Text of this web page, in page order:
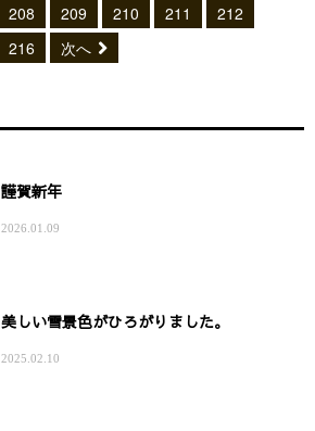
208 209 210 211
212
216 次へ
謹賀新年
2026.01.09
美しい雪景色がひろがりました。
2025.02.10